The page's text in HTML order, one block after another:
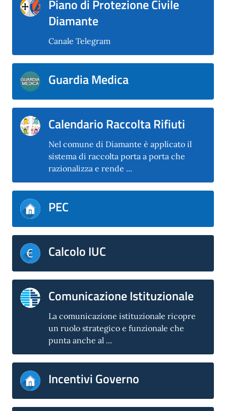
Piano di Protezione Civile
Diamante
Canale Telegram
Guardia Medica
Calendario Raccolta Rifiuti
Nel comune di Diamante è applicato il
sistema di raccolta porta a porta che
razionalizza e rende ...
PEC
Calcolo IUC
Comunicazione Istituzionale
La comunicazione istituzionale ricopre
un ruolo strategico e funzionale che
punta anche al ...
Incentivi Governo